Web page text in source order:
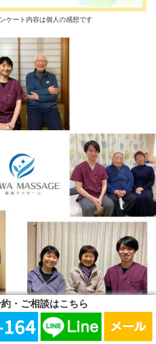
・ご相談はこちら
ケート内容は個人の感想です
声】はこちら